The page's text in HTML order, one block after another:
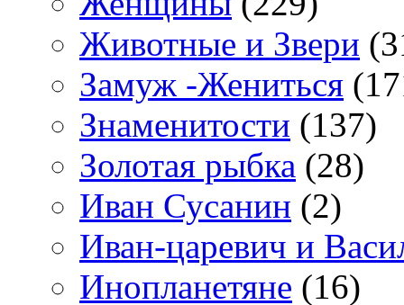
Животные и Звери
Замуж -Жениться
Знаменитости (137)
Золотая рыбка (28)
Иван Сусанин (2)
Иван-царевич и
Инопланетяне (16)